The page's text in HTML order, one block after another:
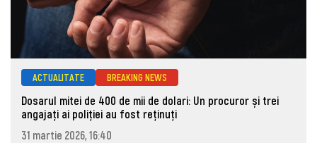
ACTUALITATE BREAKING NEWS
Dosarul mitei de 400 de mii de dolari: Un procuror și trei
angajați ai poliției au fost reținuți
31 martie 2026, 16:40